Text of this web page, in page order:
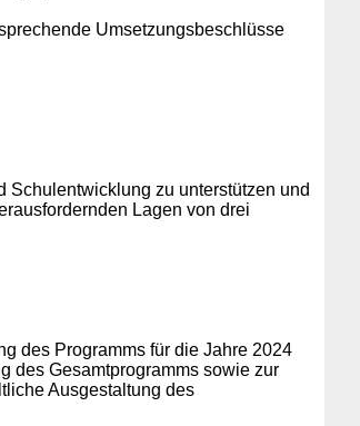
Umsetzungsbeschlüsse
zu unterstützen und
Lagen von drei
des Programms für die Jahre 2024
des Gesamtprogramms sowie zur
Ausgestaltung des